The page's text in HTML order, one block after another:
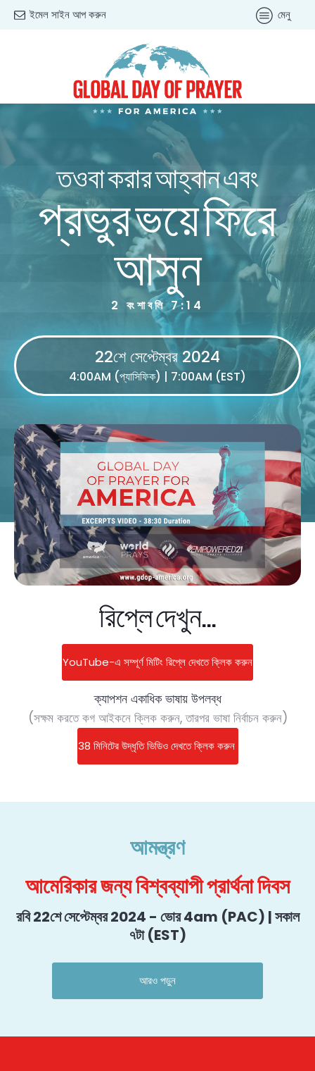
ইমেল সাইন আপ করুন মেনু
তওবা করার আহ্বান এবং
প্রভুর ভয়ে ফিরে
আসুন
2 বংশাবলি 7:14
22শে সেপ্টেম্বর 2024
4:00AM (প্যাসিফিক) | 7:00AM (EST)
রিপ্লে দেখুন...
YouTube-এ সম্পূর্ণ মিটিং রিপ্লে দেখতে ক্লিক করুন
ক্যাপশন একাধিক ভাষায় উপলব্ধ
(সক্ষম করতে কগ আইকনে ক্লিক করুন, তারপর ভাষা নির্বাচন করুন)
38 মিনিটের উদ্ধৃতি ভিডিও দেখতে ক্লিক করুন
আমন্ত্রণ
আমেরিকার জন্য বিশ্বব্যাপী প্রার্থনা দিবস
রবি 22শে সেপ্টেম্বর 2024 - ভোর 4am (PAC) | সকাল
৭টা (EST)
আরও পড়ুন